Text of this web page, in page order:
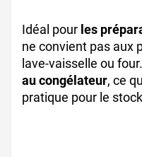
Idéal pour les
ne convient pas aux
lave-vaisselle ou
au congélateur, ce
pratique pour le